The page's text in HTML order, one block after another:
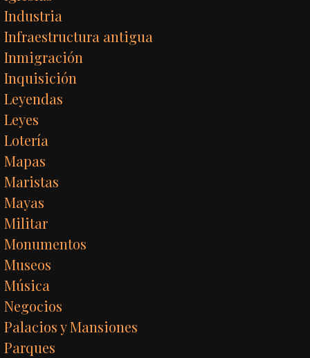
Industria
Infraestructura antigua
Inmigración
Inquisición
Leyendas
Leyes
Lotería
Mapas
Maristas
Mayas
Militar
Monumentos
Museos
Música
Negocios
Palacios y Mansiones
Parques